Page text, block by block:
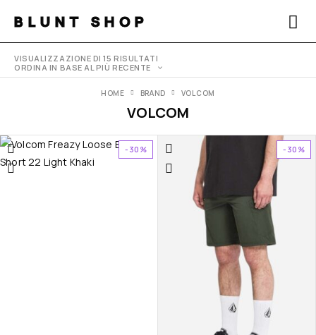
BLUNT SHOP
VISUALIZZAZIONE DI 15 RISULTATI
ORDINA IN BASE AL PIÙ RECENTE
VOLCOM
HOME BRAND VOLCOM
-30% -30%